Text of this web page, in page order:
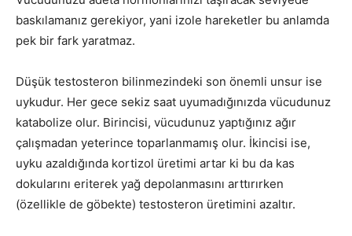
baskılamanız gerekiyor, yani izole hareketler bu anlamda
pek bir fark yaratmaz.
Düşük testosteron bilinmezindeki son önemli unsur ise
uykudur. Her gece sekiz saat uyumadığınızda vücudunuz
katabolize olur. Birincisi, vücudunuz yaptığınız ağır
çalışmadan yeterince toparlanmamış olur. İkincisi ise,
uyku azaldığında kortizol üretimi artar ki bu da kas
dokularını eriterek yağ depolanmasını arttırırken
(özellikle de göbekte) testosteron üretimini azaltır.